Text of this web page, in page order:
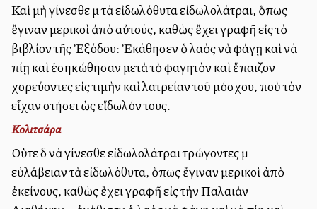
Καὶ μὴ γίνεσθε μὲ τὰ εἰδωλόθυτα εἰδωλολάτραι, ὅπως
ἔγιναν μερικοὶ ἀπὸ αὐτούς, καθὼς ἔχει γραφῆ εἰς τὸ
βιβλίον τῆς Ἐξόδου: Ἐκάθησεν ὁ λαὸς νὰ φάγῃ καὶ νὰ
πίῃ καὶ ἐσηκώθησαν μετὰ τὸ φαγητὸν καὶ ἔπαιζον
χορεύοντες εἰς τιμὴν καὶ λατρείαν τοῦ μόσχου, ποὺ τὸν
εἶχαν στήσει ὡς εἴδωλόν τους.
Κολιτσάρα
Οὔτε δὲ νὰ γίνεσθε εἰδωλολάτραι τρώγοντες μὲ
εὐλάβειαν τὰ εἰδωλόθυτα, ὅπως ἔγιναν μερικοὶ ἀπὸ
ἐκείνους, καθὼς ἔχει γραφῆ εἰς τὴν Παλαιὰν